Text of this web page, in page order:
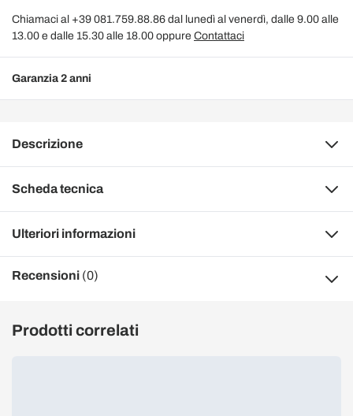
Chiamaci al +39 081.759.88.86 dal lunedì al venerdì, dalle 9.00 alle
13.00 e dalle 15.30 alle 18.00 oppure Contattaci
Garanzia 2 anni
Descrizione
Scheda tecnica
Ulteriori informazioni
Recensioni (0)
Prodotti correlati